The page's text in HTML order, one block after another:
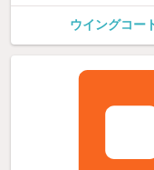
ウイングコー